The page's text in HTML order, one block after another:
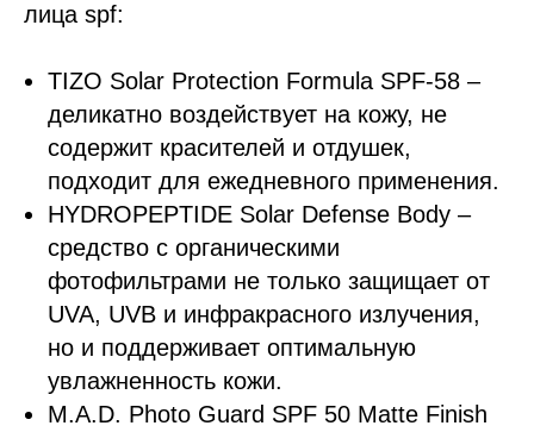
лица spf:
TIZO Solar Protection Formula SPF-58 –
деликатно воздействует на кожу, не
содержит красителей и отдушек,
подходит для ежедневного применения.
HYDROPEPTIDE Solar Defense Body –
средство с органическими
фотофильтрами не только защищает от
UVA, UVB и инфракрасного излучения,
но и поддерживает оптимальную
увлажненность кожи.
M.A.D. Photo Guard SPF 50 Matte Finish